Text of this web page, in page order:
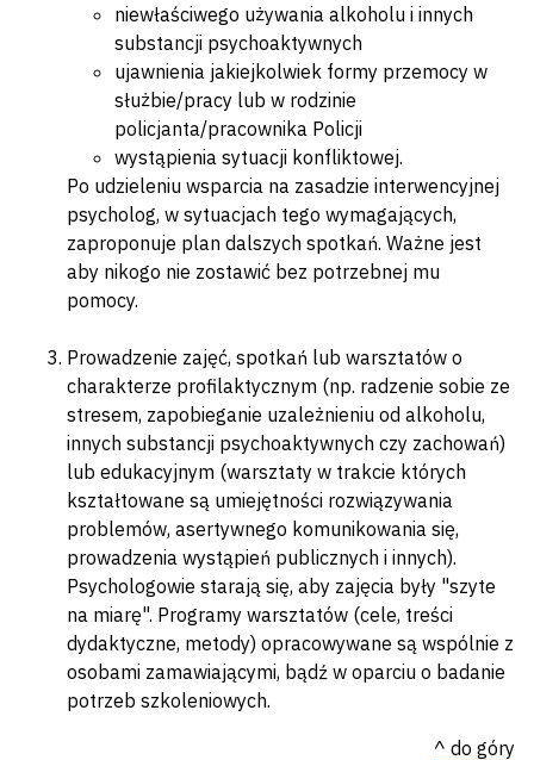
niewłaściwego używania alkoholu i innych
substancji psychoaktywnych
ujawnienia jakiejkolwiek formy przemocy w
służbie/pracy lub w rodzinie
policjanta/pracownika Policji
wystąpienia sytuacji konfliktowej.
Po udzieleniu wsparcia na zasadzie interwencyjnej
psycholog, w sytuacjach tego wymagających,
zaproponuje plan dalszych spotkań. Ważne jest
aby nikogo nie zostawić bez potrzebnej mu
pomocy.
Prowadzenie zajęć, spotkań lub warsztatów o
charakterze profilaktycznym (np. radzenie sobie ze
stresem, zapobieganie uzależnieniu od alkoholu,
innych substancji psychoaktywnych czy zachowań)
lub edukacyjnym (warsztaty w trakcie których
kształtowane są umiejętności rozwiązywania
problemów, asertywnego komunikowania się,
prowadzenia wystąpień publicznych i innych).
Psychologowie starają się, aby zajęcia były "szyte
na miarę". Programy warsztatów (cele, treści
dydaktyczne, metody) opracowywane są wspólnie z
osobami zamawiającymi, bądź w oparciu o badanie
potrzeb szkoleniowych.
^ do góry